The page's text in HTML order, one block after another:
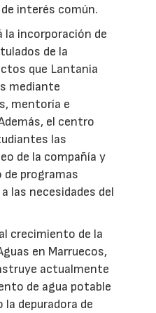
interés común.
la incorporación de
de la
que Lantania
mediante
mentoría e
el centro
las
de la compañía y
de programas
las necesidades del
crecimiento de la
en Marruecos,
actualmente
de agua potable
la depuradora de